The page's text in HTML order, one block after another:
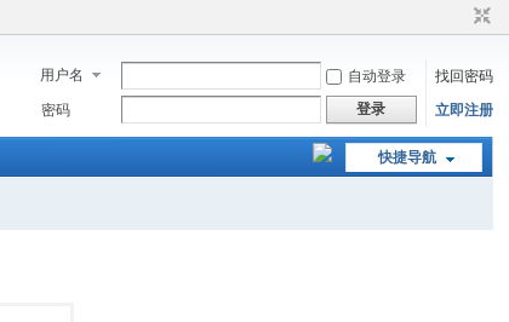
用户名 自动登录
找回密码
密码
登录 立即注册
快捷导航